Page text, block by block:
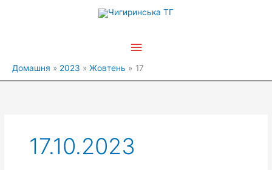
Головне
Домашня 2023 Жовтень 17
17.10.2023